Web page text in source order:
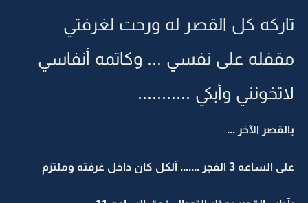
تاركه كل القصر له ورحت لغرفتي
مقفله على نفسي ... وكاتمه أنفاسي
لاتخونني وأبكي ...........
بالقصر الآخر ...
على الساعه 3 الفجر ....... آلكل كان داخل غرفته وملتزم